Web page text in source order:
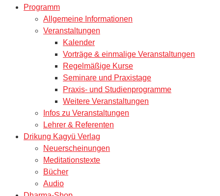
Programm
Allgemeine Informationen
Veranstaltungen
Kalender
Vorträge & einmalige Veranstaltungen
Regelmäßige Kurse
Seminare und Praxistage
Praxis- und Studienprogramme
Weitere Veranstaltungen
Infos zu Veranstaltungen
Lehrer & Referenten
Drikung Kagyü Verlag
Neuerscheinungen
Meditationstexte
Bücher
Audio